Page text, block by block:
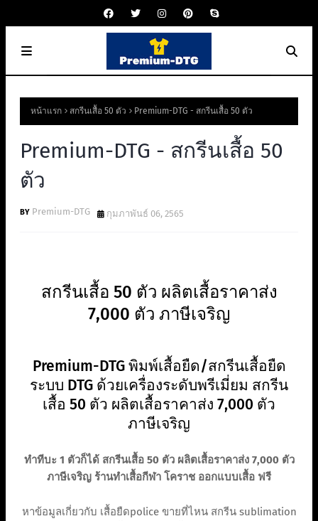
หน้าแรก สกรีนเสื้อ 50 ตัว Premium-DTG - สกรีนเสื้อ 50 ตัว
Premium-DTG - สกรีนเสื้อ 50
ตัว
Premium-DTG กุมภาพันธ์ 06, 2565
สกรีนเสื้อ 50 ตัว ผลิตเสื้อราคาส่ง
7,000 ตัว ภาษีเจริญ
Premium-DTG พิมพ์เสื้อยืด/สกรีนเสื้อยืด
ระบบ DTG ด้วยเครื่องระดับพรีเมี่ยม สกรีน
เสื้อ 50 ตัว ผลิตเสื้อราคาส่ง 7,000 ตัว
ภาษีเจริญ
ทำทีบะ 1 ตัวก็ได้ สกรีนเสื้อ 50 ตัว ผลิตเสื้อราคาส่ง 7,000 ตัว
ภาษีเจริญ ร้านทําเสื้อกีฬา โคราช ออกแบบเสื้อ ฟรี
หาข้อมูลเกี่ยวกับ เสื้อยืดpolice ขายที่ไหน สกรีน sublimation